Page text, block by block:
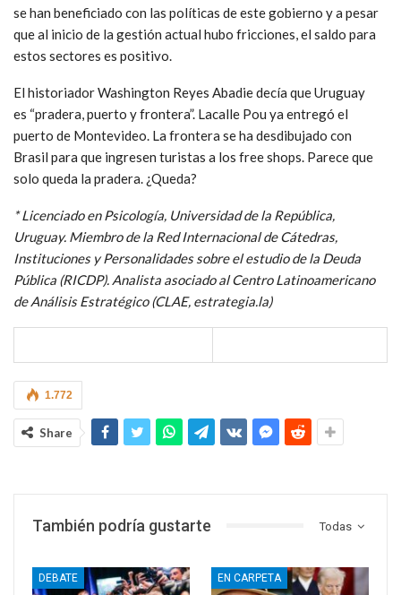
se han beneficiado con las políticas de este gobierno y a pesar
que al inicio de la gestión actual hubo fricciones, el saldo para
estos sectores es positivo.
El historiador Washington Reyes Abadie decía que Uruguay
es “pradera, puerto y frontera”. Lacalle Pou ya entregó el
puerto de Montevideo. La frontera se ha desdibujado con
Brasil para que ingresen turistas a los free shops. Parece que
solo queda la pradera. ¿Queda?
* Licenciado en Psicología, Universidad de la República,
Uruguay. Miembro de la Red Internacional de Cátedras,
Instituciones y Personalidades sobre el estudio de la Deuda
Pública (RICDP). Analista asociado al Centro Latinoamericano
de Análisis Estratégico (CLAE, estrategia.la)
1.772
Share
Todas
También podría gustarte
DEBATE EN CARPETA